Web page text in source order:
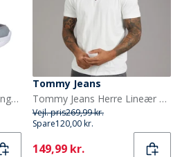
SKECHERS spædBørn Drenge Meteor - Lights Krendox Sneakers Grå
Tommy Jeans
Tommy Jeans Herre Lineær Logo T-shirt Ecru/Bahama Green
Vejl. pris269,99 kr.
Spare120,00 kr.
Current
149,99 kr.